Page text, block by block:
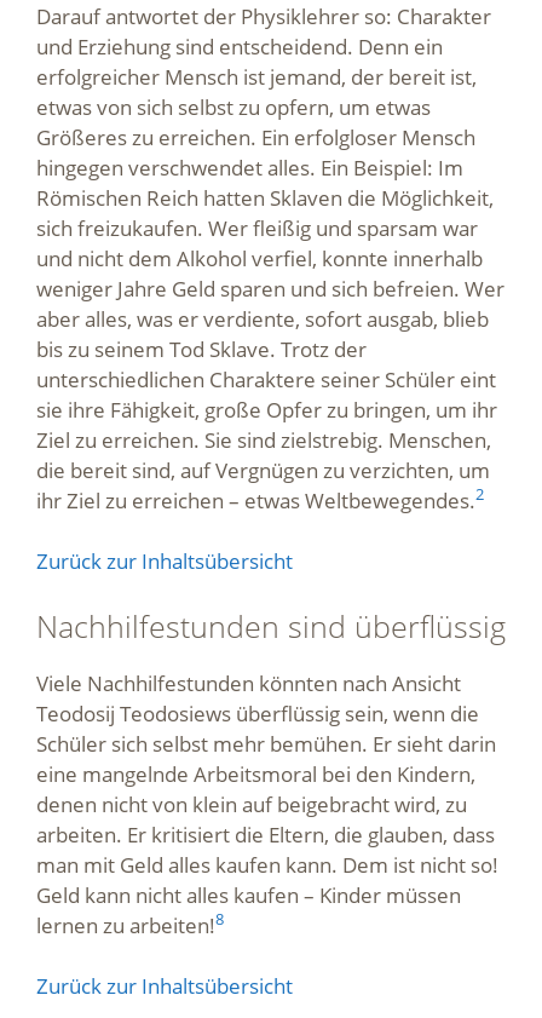
Darauf antwortet der Physiklehrer so: Charakter
und Erziehung sind entscheidend. Denn ein
erfolgreicher Mensch ist jemand, der bereit ist,
etwas von sich selbst zu opfern, um etwas
Größeres zu erreichen. Ein erfolgloser Mensch
hingegen verschwendet alles. Ein Beispiel: Im
Römischen Reich hatten Sklaven die Möglichkeit,
sich freizukaufen. Wer fleißig und sparsam war
und nicht dem Alkohol verfiel, konnte innerhalb
weniger Jahre Geld sparen und sich befreien. Wer
aber alles, was er verdiente, sofort ausgab, blieb
bis zu seinem Tod Sklave. Trotz der
unterschiedlichen Charaktere seiner Schüler eint
sie ihre Fähigkeit, große Opfer zu bringen, um ihr
Ziel zu erreichen. Sie sind zielstrebig. Menschen,
die bereit sind, auf Vergnügen zu verzichten, um
ihr Ziel zu erreichen – etwas Weltbewegendes.2
Zurück zur Inhaltsübersicht
Nachhilfestunden sind überflüssig
Viele Nachhilfestunden könnten nach Ansicht
Teodosij Teodosiews überflüssig sein, wenn die
Schüler sich selbst mehr bemühen. Er sieht darin
eine mangelnde Arbeitsmoral bei den Kindern,
denen nicht von klein auf beigebracht wird, zu
arbeiten. Er kritisiert die Eltern, die glauben, dass
man mit Geld alles kaufen kann. Dem ist nicht so!
Geld kann nicht alles kaufen – Kinder müssen
lernen zu arbeiten!8
Zurück zur Inhaltsübersicht